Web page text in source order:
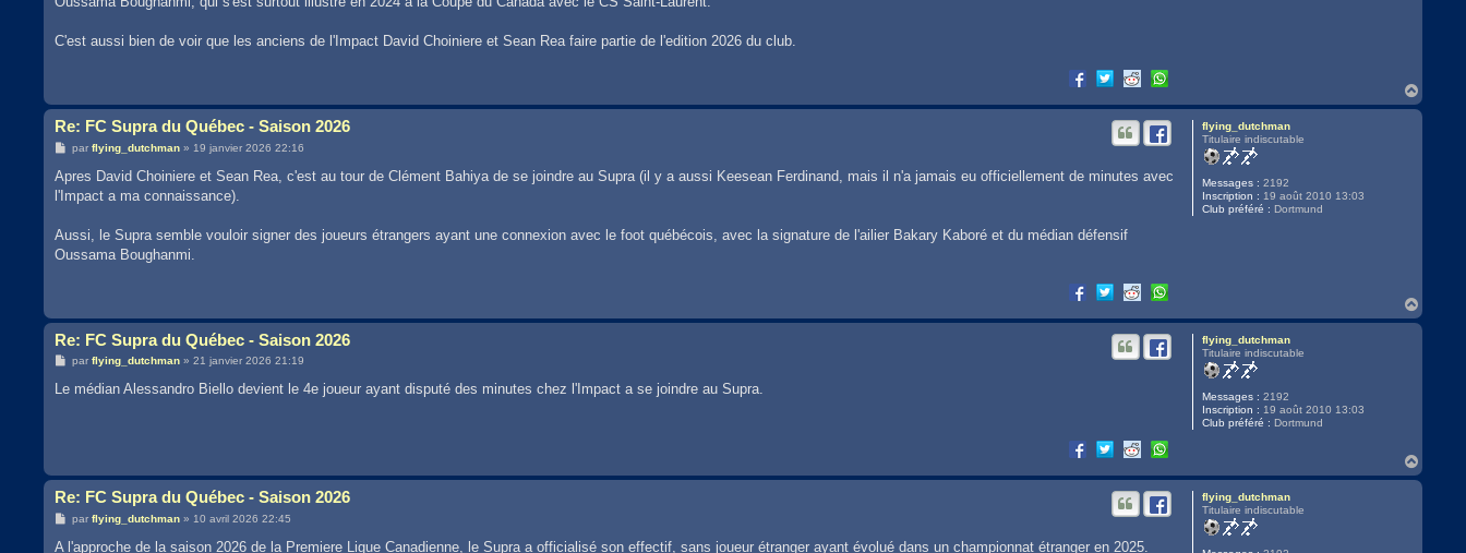
C'est aussi bien de voir que les anciens de l'Impact David Choiniere et Sean Rea faire partie de l'edition 2026 du club.
a
flying_dutchman
Titulaire indiscutable
Messages : 2192
Inscription : 19 août 2010 13:03
Club préféré : Dortmund
Re: FC Supra du Québec - Saison 2026
M
s
a
parflying_dutchman » 19 janvier 2026 22:16
Apres David Choiniere et Sean Rea, c'est au tour de Clément Bahiya de se joindre au Supra (il y a aussi Keesean Ferdinand, mais il n'a jamais eu officiellement de minutes avec
l'Impact a ma connaissance).
Aussi, le Supra semble vouloir signer des joueurs étrangers ayant une connexion avec le foot québécois, avec la signature de l'ailier Bakary Kaboré et du médian défensif
Oussama Boughanmi.
a
u
flying_dutchman
Titulaire indiscutable
Messages : 2192
Inscription : 19 août 2010 13:03
Club préféré : Dortmund
Re: FC Supra du Québec - Saison 2026
M
s
parflying_dutchman »21 janvier 2026 21:19
Le médian Alessandro Biello devient le 4e joueur ayant disputé des minutes chez l'Impact a se joindre au Supra.
a
flying_dutchman
Titulaire indiscutable
Re: FC Supra du Québec - Saison 2026
M
s
parflying_dutchman » 10 avril 2026 22:45
A l'approche de la saison 2026 de la Premiere Ligue Canadienne, le Supra a officialisé son effectif, sans joueur étranger ayant évolué dans un championnat étranger en 2025.